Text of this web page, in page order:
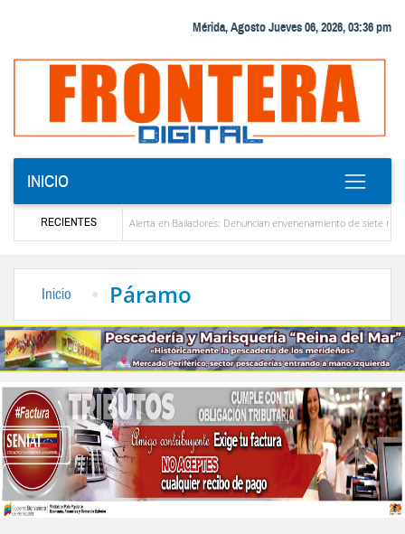
Mérida, Agosto Jueves 06, 2026, 03:36 pm
INICIO
RECIENTES
Alerta en Bailadores: Denuncian envenenamiento de siete mascotas en El
Inicio Páramo